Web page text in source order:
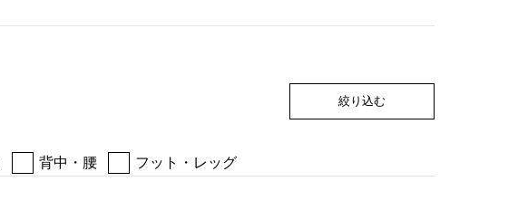
背中・腰 フット・レッグ
絞り込む